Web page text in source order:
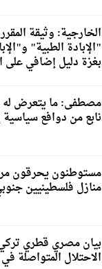
الخارجية: وثيقة
"الإبادة الطبية"
بغزة دليل إضافي على
مصطفى: ما يتعرض له
نابع من دوافع سياسية
مستوطنون يحرقون
منازل فلسطينيين
بيان مصري قطري
الاحتلال المتواصلة